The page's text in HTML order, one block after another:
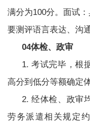
满分为100分。面试
要测评语言表达、沟
04体检、政审
1. 考试完毕，根
高分到低分等额确定
2. 经体检、政审
劳务派遣相关规定